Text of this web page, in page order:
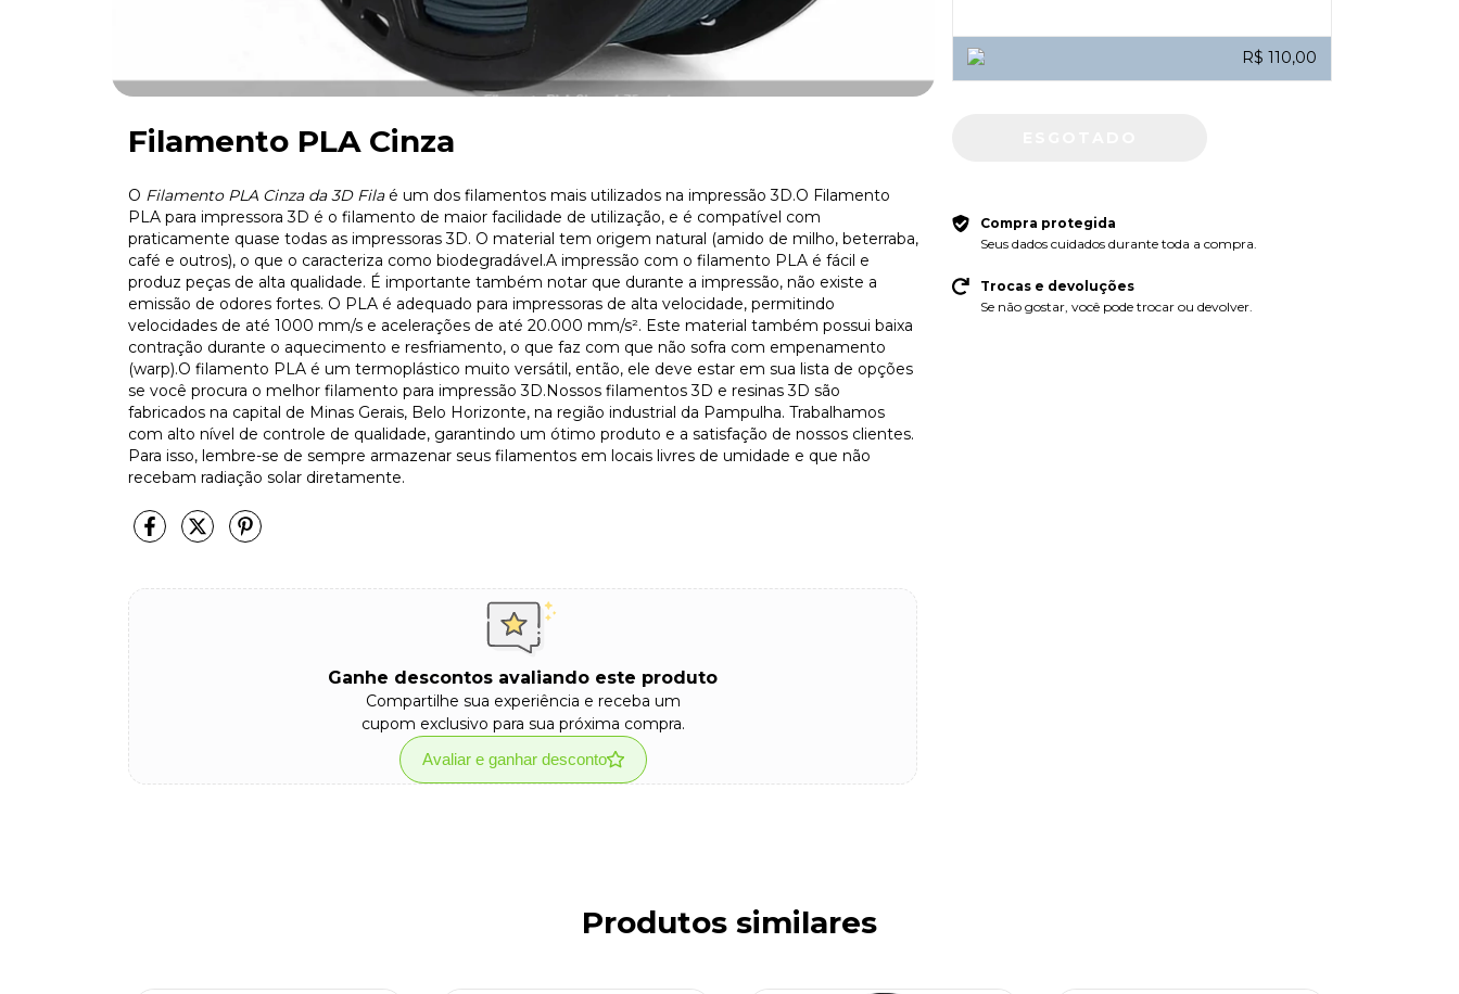
Filamento PLA Cinza
O Filamento PLA Cinza da 3D Fila é um dos filamentos mais utilizados na impressão 3D.O Filamento
PLA para impressora 3D é o filamento de maior facilidade de utilização, e é compatível com
praticamente quase todas as impressoras 3D. O material tem origem natural (amido de milho, beterraba,
café e outros), o que o caracteriza como biodegradável.A impressão com o filamento PLA é fácil e
produz peças de alta qualidade. É importante também notar que durante a impressão, não existe a
emissão de odores fortes. O PLA é adequado para impressoras de alta velocidade, permitindo
velocidades de até 1000 mm/s e acelerações de até 20.000 mm/s². Este material também possui baixa
contração durante o aquecimento e resfriamento, o que faz com que não sofra com empenamento
(warp).O filamento PLA é um termoplástico muito versátil, então, ele deve estar em sua lista de opções
se você procura o melhor filamento para impressão 3D.Nossos filamentos 3D e resinas 3D são
fabricados na capital de Minas Gerais, Belo Horizonte, na região industrial da Pampulha. Trabalhamos
com alto nível de controle de qualidade, garantindo um ótimo produto e a satisfação de nossos clientes.
Para isso, lembre-se de sempre armazenar seus filamentos em locais livres de umidade e que não
recebam radiação solar diretamente.
Ganhe descontos avaliando este produto
Compartilhe sua experiência e receba um
cupom exclusivo para sua próxima compra.
Avaliar e ganhar desconto
R$ 110,00
Compra protegida
Seus dados cuidados durante toda a compra.
Trocas e devoluções
Se não gostar, você pode trocar ou devolver.
Produtos similares